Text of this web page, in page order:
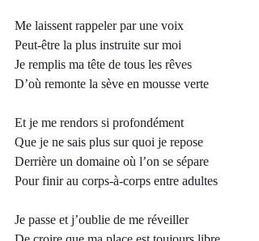
Me laissent rappeler par une voix
Peut-être la plus instruite sur moi
Je remplis ma tête de tous les rêves
D’où remonte la sève en mousse verte
Et je me rendors si profondément
Que je ne sais plus sur quoi je repose
Derrière un domaine où l’on se sépare
Pour finir au corps-à-corps entre adultes
Je passe et j’oublie de me réveiller